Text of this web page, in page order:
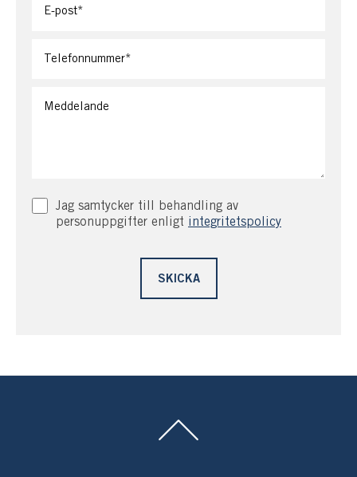
Jag samtycker till behandling av
personuppgifter enligt integritetspolicy